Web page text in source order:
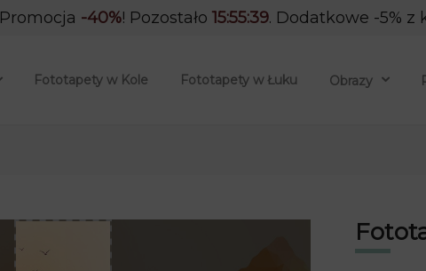
Promocja -40%! Pozostało 15:55:38. Dodatkowe -5% z
Fototapety w Kole Fototapety w Łuku Obrazy